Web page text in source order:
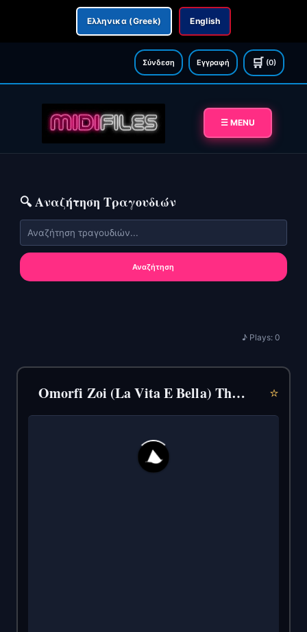
Ελληνικα (Greek) English
Σύνδεση Εγγραφή 🛒 (0)
☰ MENU
🔍 Αναζήτηση Τραγουδιών
Αναζήτηση
♪ Plays:0
Omorfi Zoi (La Vita E Bella) Thodoris Butsikakis (2019) ⭐